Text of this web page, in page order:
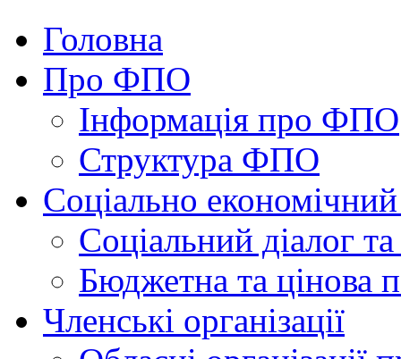
Головна
Про ФПО
Інформація про ФПО
Структура ФПО
Соціально
Соціальний діалог
Бюджетна та цінова
Членські організації